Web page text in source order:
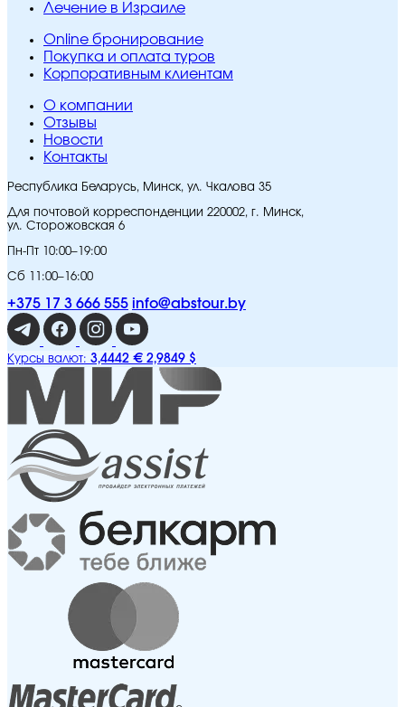
Лечение в Израиле
Online бронирование
Покупка и оплата туров
Корпоративным клиентам
O компании
Отзывы
Новости
Контакты
Республика Беларусь, Минск, ул. Чкалова 35
Для почтовой корреспонденции 220002, г. Минск,
ул. Сторожовская 6
Пн-Пт 10:00–19:00
Сб 11:00–16:00
+375 17 3 666 555 info@abstour.by
Курсы валют: 3,4442 € 2,9849 $